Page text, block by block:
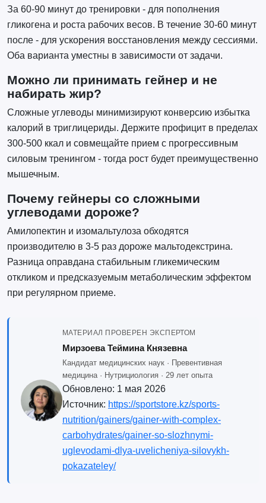
За 60-90 минут до тренировки - для пополнения
гликогена и роста рабочих весов. В течение 30-60 минут
после - для ускорения восстановления между сессиями.
Оба варианта уместны в зависимости от задачи.
Можно ли принимать гейнер и не
набирать жир?
Сложные углеводы минимизируют конверсию избытка
калорий в триглицериды. Держите профицит в пределах
300-500 ккал и совмещайте прием с прогрессивным
силовым тренингом - тогда рост будет преимущественно
мышечным.
Почему гейнеры со сложными
углеводами дороже?
Амилопектин и изомальтулоза обходятся
производителю в 3-5 раз дороже мальтодекстрина.
Разница оправдана стабильным гликемическим
откликом и предсказуемым метаболическим эффектом
при регулярном приеме.
МАТЕРИАЛ ПРОВЕРЕН ЭКСПЕРТОМ
Мирзоева Теймина Князевна
Кандидат медицинских наук · Превентивная
медицина · Нутрициология · 29 лет опыта
Обновлено: 1 мая 2026
Источник: https://sportstore.kz/sports-
nutrition/gainers/gainer-with-complex-
carbohydrates/gainer-so-slozhnymi-
uglevodami-dlya-uvelicheniya-silovykh-
pokazateley/